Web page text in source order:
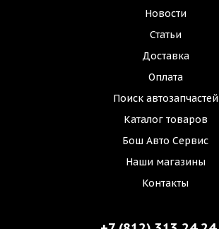
Новости
Статьи
Доставка
Оплата
Поиск автозапчастей
Каталог товаров
Бош Авто Сервис
Наши магазины
Контакты